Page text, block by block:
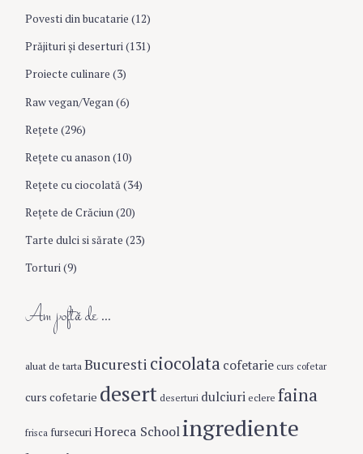
Povesti din bucatarie (12)
Prăjituri şi deserturi(131)
Proiecte culinare (3)
Raw vegan/Vegan (6)
Rețete (296)
Reţete cu anason(10)
Reţete cu ciocolată(34)
Reţete de Crăciun(20)
Tarte dulci si sărate (23)
Torturi(9)
Am poftă de …
aluat de tartaBucuresti ciocolata cofetarie curs cofetar
curs cofetarie desert deserturi dulciuri eclere faina
frisca fursecuriHoreca Schoolingrediente